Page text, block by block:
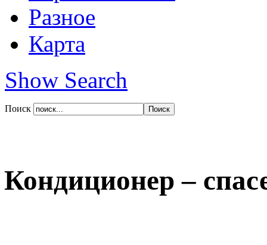
Разное
Карта
Show Search
Поиск
Кондиционер –